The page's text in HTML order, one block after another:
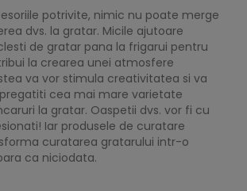
potrivite, nimic nu poate merge
dvs. la gratar. Micile ajutoare
de gratar pana la frigarui pentru
la crearea unei atmosfere
va vor stimula creativitatea si va
cea mai mare varietate
la gratar. Oaspetii dvs. vor fi cu
Iar produsele de curatare
curatarea gratarului intr-o
ca niciodata.